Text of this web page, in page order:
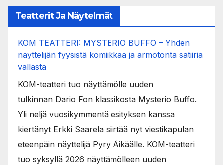
Teatterit Ja Näytelmät
KOM TEATTERI: MYSTERIO BUFFO – Yhden
näyttelijän fyysistä komiikkaa ja armotonta satiiria
vallasta
KOM-teatteri tuo näyttämölle uuden
tulkinnan Dario Fon klassikosta Mysterio Buffo.
Yli neljä vuosikymmentä esityksen kanssa
kiertänyt Erkki Saarela siirtää nyt viestikapulan
eteenpäin näyttelijä Pyry Äikäälle. KOM-teatteri
tuo syksyllä 2026 näyttämölleen uuden